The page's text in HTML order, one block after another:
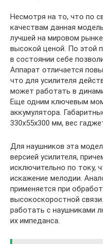
Несмотря на то, что по
качествам данная
лучшей на мировом
высокой ценой. По этой
в состоянии себе
Аппарат отличается
что для усилителя
может работать в
Еще одним ключевым
аккумулятора.
330х55х300 мм, вес
Для наушников эта
версией усилителя,
исключительно по току,
искажение мелодии.
применяется при
высокоскоростной
работать с наушниками
их импеданса.